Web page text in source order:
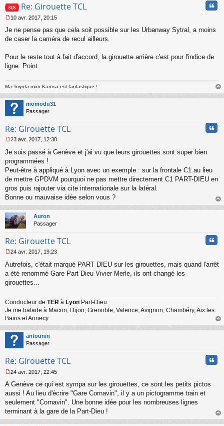
Re: Girouette TCL
e
s
g
e
l
u
10 avr. 2017, 20:15
Je ne pense pas que cela soit possible sur les Urbanway Sytral, a moins
de caser la caméra de recul ailleurs.
Pour le reste tout à fait d'accord, la girouette arrière c'est pour l'indice de
ligne. Point.
Ma Toyota mon Karosa est fantastique !
au
momodu31
Passager
Re: Girouette TCL
e
s
g
e
n
o
n
l
u
23 avr. 2017, 12:30
Je suis passé à Genève et j'ai vu que leurs girouettes sont super bien
programmées !
Peut-être à appliqué à Lyon avec un exemple : sur la frontale C1 au lieu
de mettre GPDVM pourquoi ne pas mettre directement C1 PART-DIEU en
gros puis rajouter via cite internationale sur la latéral.
Bonne ou mauvaise idée selon vous ?
au
Auron
Passager
Re: Girouette TCL
e
s
s
e
n
o
n
l
u
24 avr. 2017, 19:23
Autrefois, c'était marqué PART DIEU sur les girouettes, mais quand l'arrêt
a été renommé Gare Part Dieu Vivier Merle, ils ont changé les
girouettes...
Conducteur de TER à Lyon Part-Dieu
Je me balade à Macon, Dijon, Grenoble, Valence, Avignon, Chambéry, Aix les
Bains et Annecy
au
antounin
Passager
Re: Girouette TCL
e
s
s
g
24 avr. 2017, 22:45
A Genève ce qui est sympa sur les girouettes, ce sont les petits pictos
aussi ! Au lieu d'écrire "Gare Cornavin", il y a un pictogramme train et
seulement "Cornavin". Une bonne idée pour les nombreuses lignes
terminant à la gare de la Part-Dieu !
au